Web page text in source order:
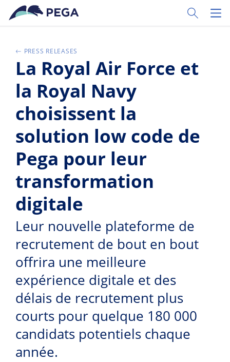
Ir al contenido principal
Toggle
PRESS RELEASES
La Royal Air Force et
la Royal Navy
choisissent la
solution low code de
Pega pour leur
transformation
digitale
Leur nouvelle plateforme de
recrutement de bout en bout
offrira une meilleure
expérience digitale et des
délais de recrutement plus
courts pour quelque 180 000
candidats potentiels chaque
année.